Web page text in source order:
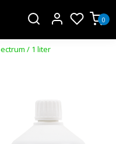
0
/ 1 liter